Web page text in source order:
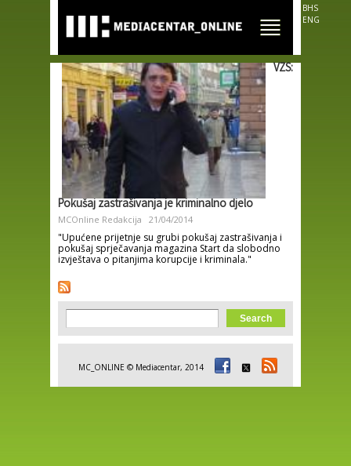
main
content
BHS
ENG
VZS:
Pokušaj zastrašivanja je kriminalno djelo
MCOnline Redakcija 21/04/2014
"Upućene prijetnje su grubi pokušaj zastrašivanja i
pokušaj sprječavanja magazina Start da slobodno
izvještava o pitanjima korupcije i kriminala."
Search form
Search
MC_ONLINE © Mediacentar, 2014